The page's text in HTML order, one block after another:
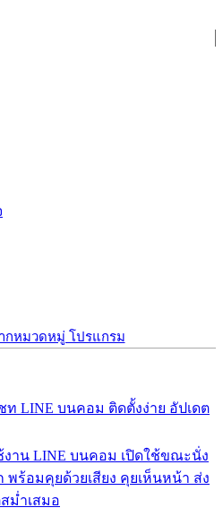
กหมวดหมู่ โปรแกรม
ท LINE บนคอม ติดตั้งง่าย อัปเดต
งาน LINE บนคอม เปิดใช้ขณะนั่ง
พร้อมคุยด้วยเสียง คุยเห็นหน้า ส่ง
ม่ำเสมอ